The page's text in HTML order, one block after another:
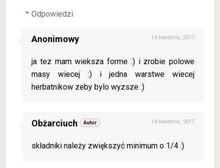
Odpowiedzi
Anonimowy 14 kwietnia, 2017
ja tez mam wieksza forme :) i zrobie polowe
masy wiecej :) i jedna warstwe wiecej
herbatnikow zeby bylo wyzsze :)
Obżarciuch 14 kwietnia, 2017
składniki należy zwiększyć minimum o 1/4 :)